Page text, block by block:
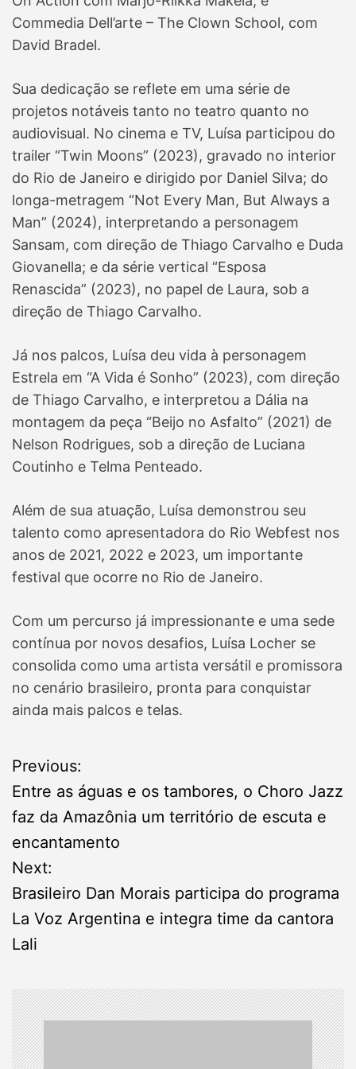
Commedia Dell’arte – The Clown School, com
David Bradel.
Sua dedicação se reflete em uma série de
projetos notáveis tanto no teatro quanto no
audiovisual. No cinema e TV, Luísa participou do
trailer “Twin Moons” (2023), gravado no interior
do Rio de Janeiro e dirigido por Daniel Silva; do
longa-metragem “Not Every Man, But Always a
Man” (2024), interpretando a personagem
Sansam, com direção de Thiago Carvalho e Duda
Giovanella; e da série vertical “Esposa
Renascida” (2023), no papel de Laura, sob a
direção de Thiago Carvalho.
Já nos palcos, Luísa deu vida à personagem
Estrela em “A Vida é Sonho” (2023), com direção
de Thiago Carvalho, e interpretou a Dália na
montagem da peça “Beijo no Asfalto” (2021) de
Nelson Rodrigues, sob a direção de Luciana
Coutinho e Telma Penteado.
Além de sua atuação, Luísa demonstrou seu
talento como apresentadora do Rio Webfest nos
anos de 2021, 2022 e 2023, um importante
festival que ocorre no Rio de Janeiro.
Com um percurso já impressionante e uma sede
contínua por novos desafios, Luísa Locher se
consolida como uma artista versátil e promissora
no cenário brasileiro, pronta para conquistar
ainda mais palcos e telas.
P
o
s
t
n
v
i
Previous:
Entre as águas e os tambores, o Choro Jazz
faz da Amazônia um território de escuta e
encantamento
Next:
Brasileiro Dan Morais participa do programa
La Voz Argentina e integra time da cantora
Lali